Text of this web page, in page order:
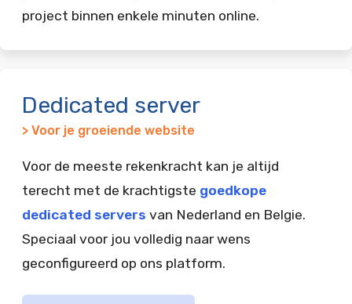
project binnen enkele minuten online.
Dedicated server
> Voor je groeiende website
Voor de meeste rekenkracht kan je altijd
terecht met de krachtigste goedkope
dedicated servers van Nederland en Belgie.
Speciaal voor jou volledig naar wens
geconfigureerd op ons platform.